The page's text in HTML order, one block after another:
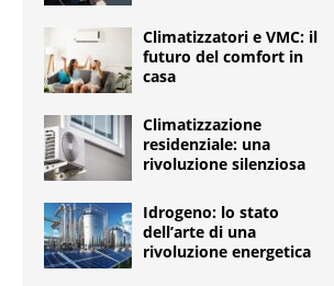
Climatizzatori e VMC: il
futuro del comfort in
casa
Climatizzazione
residenziale: una
rivoluzione silenziosa
Idrogeno: lo stato
dell’arte di una
rivoluzione energetica